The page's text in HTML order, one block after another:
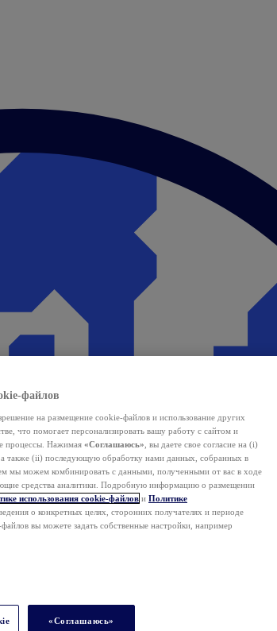
файлов
на размещение cookie-файлов и использование других
что помогает персонализировать вашу работу с сайтом и
процессы. Нажимая «Соглашаюсь» , вы даете свое согласие на (i)
а также (ii) последующую обработку нами данных, собранных в
мы можем комбинировать с данными, полученными от вас в ходе
средства аналитики. Подробную информацию о размещении
использования cookie-файлов и Политике
о конкретных целях, сторонних получателях и периоде
вы можете задать собственные настройки, например
«Соглашаюсь»